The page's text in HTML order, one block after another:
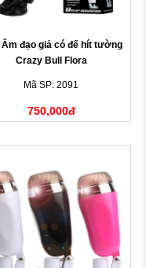
Âm đạo giả có đế hít tường
Crazy Bull Flora
Mã SP: 2091
750,000đ